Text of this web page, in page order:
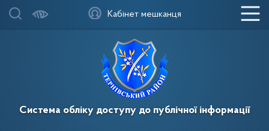
Система обліку доступу до публічної інформації
Кабінет мешканця